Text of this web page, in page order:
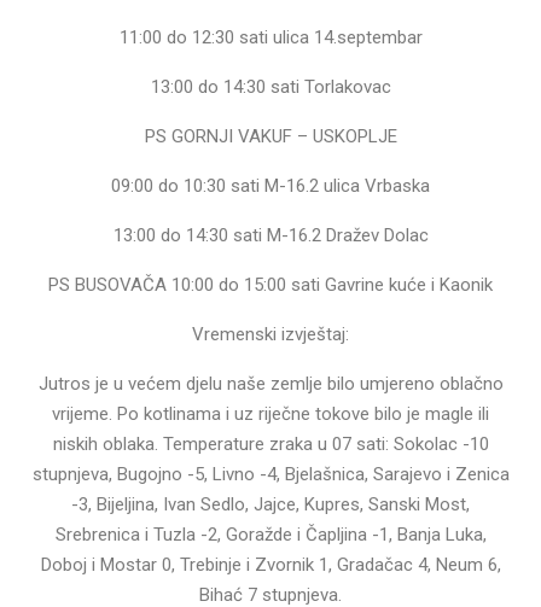
11:00 do 12:30 sati ulica 14.septembar
13:00 do 14:30 sati Torlakovac
PS GORNJI VAKUF – USKOPLJE
09:00 do 10:30 sati M-16.2 ulica Vrbaska
13:00 do 14:30 sati M-16.2 Dražev Dolac
PS BUSOVAČA 10:00 do 15:00 sati Gavrine kuće i Kaonik
Vremenski izvještaj:
Jutros je u većem djelu naše zemlje bilo umjereno oblačno
vrijeme. Po kotlinama i uz riječne tokove bilo je magle ili
niskih oblaka. Temperature zraka u 07 sati: Sokolac -10
stupnjeva, Bugojno -5, Livno -4, Bjelašnica, Sarajevo i Zenica
-3, Bijeljina, Ivan Sedlo, Jajce, Kupres, Sanski Most,
Srebrenica i Tuzla -2, Goražde i Čapljina -1, Banja Luka,
Doboj i Mostar 0, Trebinje i Zvornik 1, Gradačac 4, Neum 6,
Bihać 7 stupnjeva.